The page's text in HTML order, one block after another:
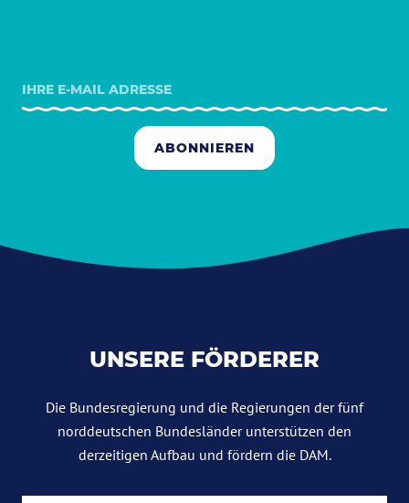
ABONNIEREN
UNSERE FÖRDERER
Die Bundesregierung und die Regierungen der fünf
norddeutschen Bundesländer unterstützen den
derzeitigen Aufbau und fördern die DAM.